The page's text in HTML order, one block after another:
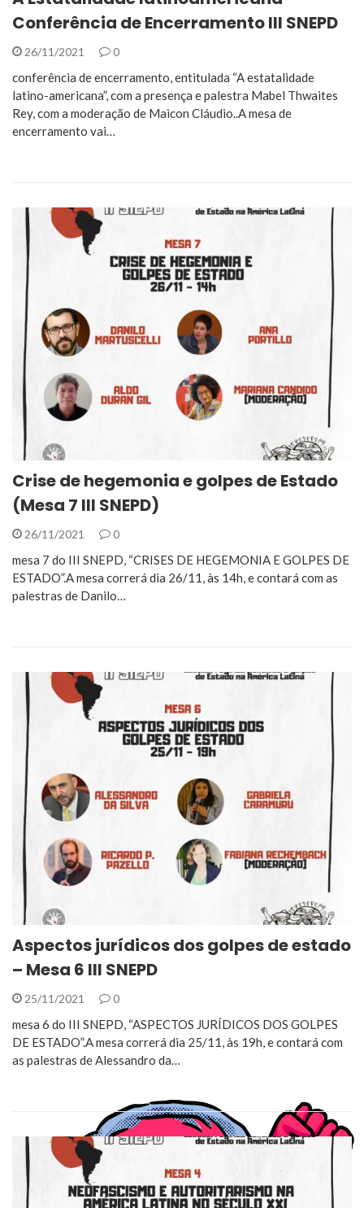
Conferência de Encerramento III SNEPD
26/11/2021 0
conferência de encerramento, entitulada “A estatalidade
latino-americana”, com a presença e palestra Mabel Thwaites
Rey, com a moderação de Maicon Cláudio..A mesa de
encerramento vai…
Crise de hegemonia e golpes de Estado
(Mesa 7 III SNEPD)
26/11/2021 0
mesa 7 do III SNEPD, “CRISES DE HEGEMONIA E GOLPES DE
ESTADO”.A mesa correrá dia 26/11, às 14h, e contará com as
palestras de Danilo…
Aspectos jurídicos dos golpes de estado
– Mesa 6 III SNEPD
25/11/2021 0
mesa 6 do III SNEPD, “ASPECTOS JURÍDICOS DOS GOLPES
DE ESTADO”.A mesa correrá dia 25/11, às 19h, e contará com
as palestras de Alessandro da…